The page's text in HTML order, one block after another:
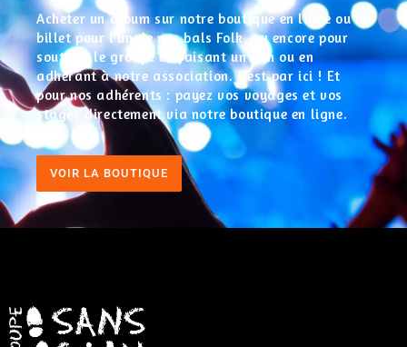
Acheter un album sur notre boutique en ligne ou un
billet pour l’un de nos bals Folk, ou encore pour
soutenir le groupe en faisant un don ou en
adhérant à notre association. C’est par ici ! Et
pour nos adhérents : payez vos voyages et vos
stages directement via notre boutique en ligne.
VOIR LA BOUTIQUE